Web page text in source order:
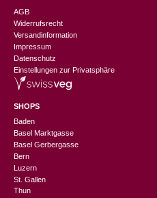
AGB
Widerrufsrecht
Versandinformation
Impressum
Datenschutz
Einstellungen zur Privatsphäre
SHOPS
Baden
Basel Marktgasse
Basel Gerbergasse
Bern
Luzern
St. Gallen
Thun